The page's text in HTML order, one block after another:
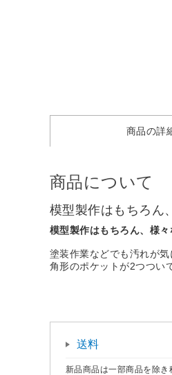
商品の詳
商品について
模型製作はもちろん
模型製作はもちろん、様々
塗装作業などでも汚れが気
角形のポケットが2つつい
送料
新品商品は一部商品を除き